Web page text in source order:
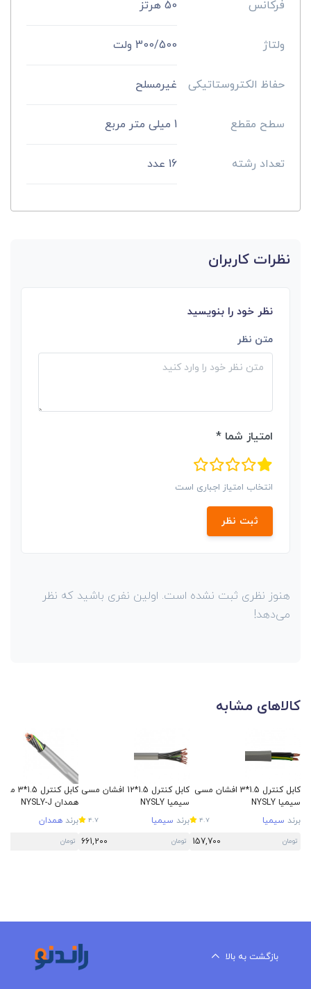
فرکانس 50 هرتز
ولتاژ 300/500 ولت
حفاظ الکتروستاتیکی غیرمسلح
سطح مقطع 1 میلی متر مربع
تعداد رشته 16 عدد
نظرات کاربران
نظر خود را بنویسید
متن نظر
امتیاز شما *
انتخاب امتیاز اجباری است
ثبت نظر
هنوز نظری ثبت نشده است. اولین نفری باشید که نظر
می‌دهد!
کالاهای مشابه
کابل کنترل 1.5*3 افشان مسی
سیمیا NYSLY
برند سیمیا 4.7
تومان 157,700
کابل کنترل 1.5*12 افشان مسی
سیمیا NYSLY
برند سیمیا 4.7
تومان 661,200
کابل
همدان NYSLY-J
برند همدان
تومان
بازگشت به بالا